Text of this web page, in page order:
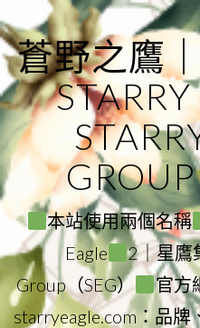
to
content
蒼野之鷹
本站使用兩個名稱
Eagle
2｜星鷹
Group（SEG）
官方
starryeagle.com：品